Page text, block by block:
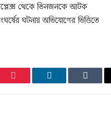
থেকে তিনজনকে আটক
ঘটনায় অভিযোগের ভিত্তিতে
PinterestLinkedIn